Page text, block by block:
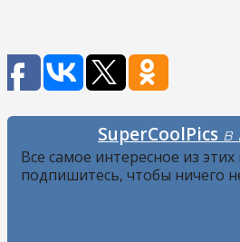
SuperCoolPics в
Все самое интересное из
подпишитесь, чтобы ничего